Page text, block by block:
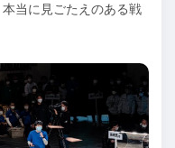
当に見ごたえのある戦